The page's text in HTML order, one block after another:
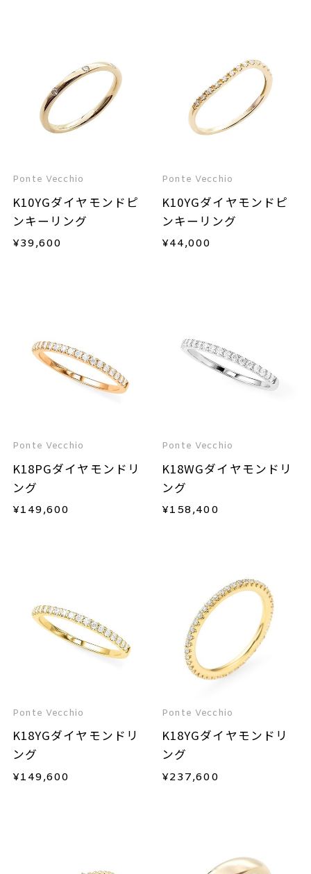
Ponte Vecchio
K10YGダイヤモンドピ
ンキーリング
¥39,600
Ponte Vecchio
K10YGダイヤモンドピ
ンキーリング
¥44,000
Ponte Vecchio
K18PGダイヤモンドリ
ング
¥149,600
Ponte Vecchio
K18WGダイヤモンドリ
ング
¥158,400
Ponte Vecchio
K18YGダイヤモンドリ
ング
¥149,600
Ponte Vecchio
K18YGダイヤモンドリ
ング
¥237,600